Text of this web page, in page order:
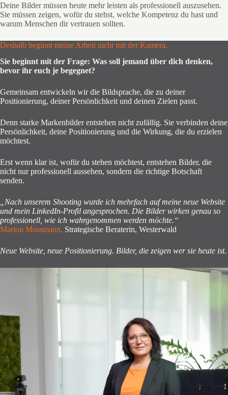
Deine Bilder müssen heute mehr leisten als professionell auszusehen.
Sie müssen zeigen, wofür du stehst, welche Kompetenz du hast und
warum Menschen dir vertrauen sollten.
Deshalb beginnt meine Arbeit nicht mit der Kamera.
Sie beginnt mit der Frage: Was soll jemand über dich denken,
bevor ihr euch je begegnet?
Gemeinsam entwickeln wir die Bildsprache, die zu deiner
Positionierung, deiner Persönlichkeit und deinen Zielen passt.
Denn starke Markenbilder entstehen nicht zufällig. Sie verbinden deine
Persönlichkeit, deine Positionierung und die Wirkung, die du erzielen
möchtest.
Erst wenn klar ist, wofür du stehen möchtest, entstehen Bilder, die
nicht nur professionell aussehen, sondern die richtige Botschaft
senden.
„Nach unserem Shooting wurde ich mehrfach auf meine neue Website
und mein LinkedIn-Profil angesprochen. Die Bilder wirken genau so
professionell, wie ich wahrgenommen werden möchte.“
Marion Mossmann, Strategische Beraterin, Westerwald
Neue Website, neue Positionierung. Bilder, die zeigen wer sie heute ist.